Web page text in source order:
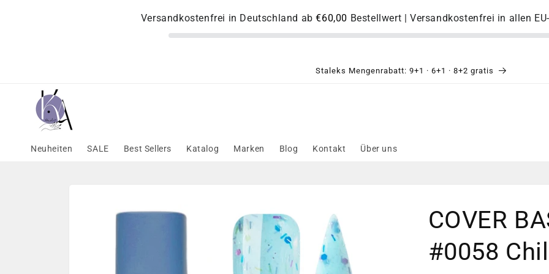
Versandkostenfrei in Deutschland ab€60,00 Bestellwert | Versandkostenfrei in allen
Staleks Mengenrabatt: 9+1 · 6+1 · 8+2 gratis
Neuheiten SALE Best Sellers Katalog Marken Blog Kontakt Über uns
Produktinformationen
COVER
#0058